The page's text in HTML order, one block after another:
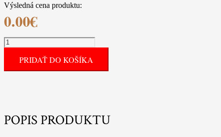
Výsledná cena produktu:
0.00€
množstvo
Obojok
nylonový
PRIDAŤ DO KOŠÍKA
POPIS PRODUKTU